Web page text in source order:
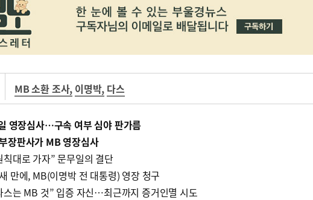
MB 소환 조사, 이명박, 다스
영장심사…구속 여부 심야 판가름
장판사가 MB 영장심사
칙대로 가자” 문무일의 결단
만에, MB(이명박 전 대통령) 영장 청구
스는 MB 것” 입증 자신…최근까지 증거인멸 시도